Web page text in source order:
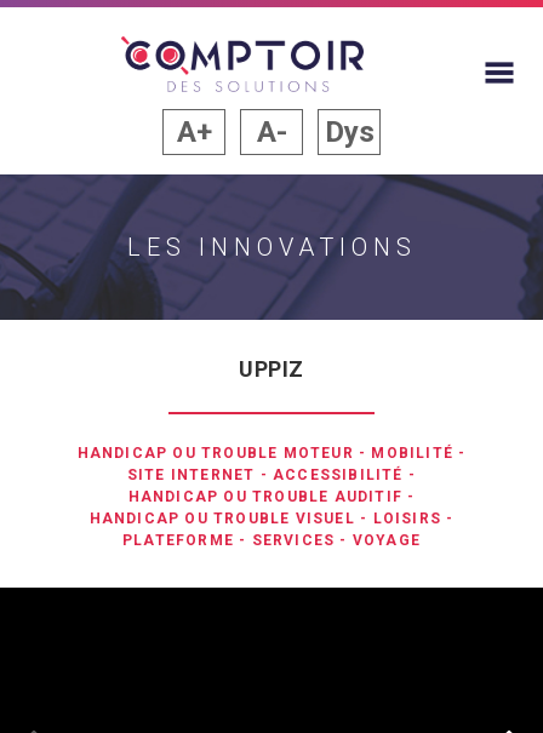
A+ A- Dys
LES INNOVATIONS
UPPIZ
HANDICAP OU TROUBLE MOTEUR - MOBILITÉ -
SITE INTERNET -ACCESSIBILITÉ -
HANDICAP OU TROUBLE AUDITIF -
HANDICAP OU TROUBLE VISUEL - LOISIRS -
PLATEFORME - SERVICES - VOYAGE